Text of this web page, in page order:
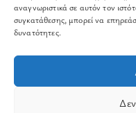
αναγνωριστικά σε αυτόν τον
συγκατάθεσης, μπορεί να
δυνατότητες.
© 2026Orama Group
801086294 –